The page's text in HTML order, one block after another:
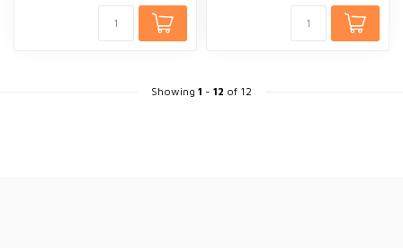
Showing 1 - 12 of 12